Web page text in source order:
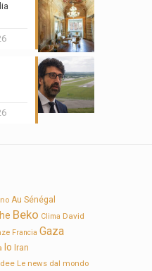
Au Sénégal
Beko Clima David
Francia Gaza
Io Iran
Le news dal mondo